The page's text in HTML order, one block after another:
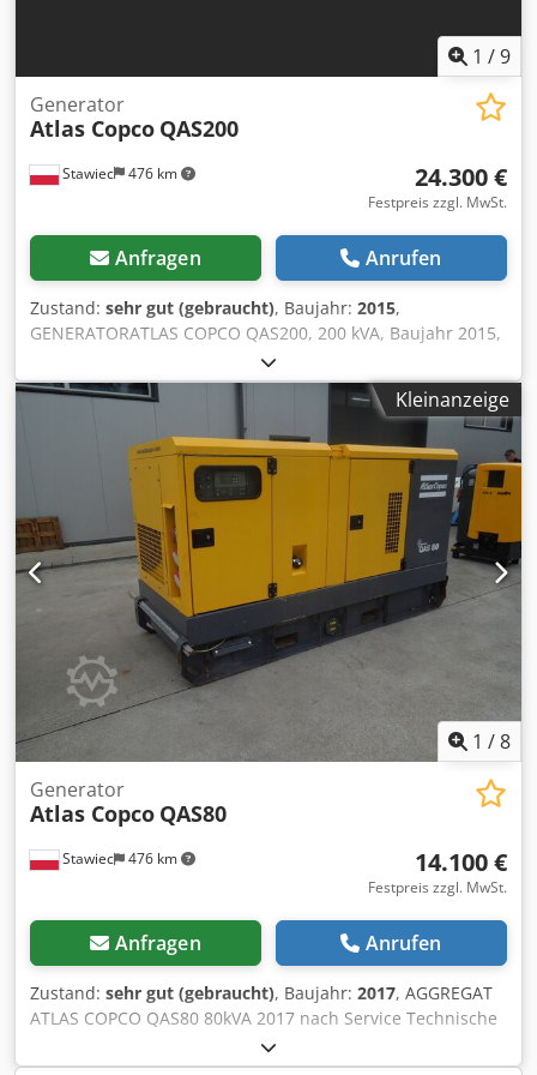
1 /9
Stawiec 476 km
Generator
Atlas Copco QAS200
24.300 €
Festpreis zzgl. MwSt.
Anfragen Anrufen
Zustand: sehr gut (gebraucht), Baujahr: 2015,
GENERATORATLAS COPCO QAS200, 200 kVA, Baujahr 2015,
nach Wartung Technische Daten: Leistung: 200 kVA (160
kW); Baujahr: 2015; Motor: VOLVO PENTA Betriebsstunden:
3705 Stunden Generator ist voll funktionsfähig Nettopreis:
105.000 PLN Chedpfjzp H T Hsx Akksa Bruttopreis: 129.150
PLN Link zum Video unten
Kleinanzeige
1 /8
Stawiec 476 km
Generator
Atlas Copco QAS80
14.100 €
Festpreis zzgl. MwSt.
Anfragen Anrufen
Zustand: sehr gut (gebraucht), Baujahr: 2017, AGGREGAT
ATLAS COPCO QAS80 80kVA 2017 nach Service Technische
Daten: Leistung: 80 kVA (64 kW) Baujahr: 2017 Cjdpfezdc
Evex Akksha Motor: PERKINS Betriebsstunden: 2870